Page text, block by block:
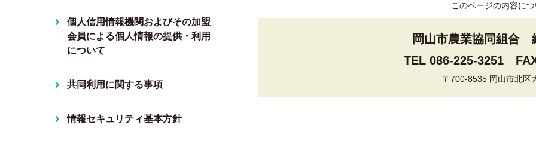
このページの内容に
岡山市農業協同組合
TEL 086-225-3251
〒700-8535 岡山市北区
個人信用情報機関およびその加盟
会員による個人情報の提供・利用
について
共同利用に関する事項
情報セキュリティ基本方針